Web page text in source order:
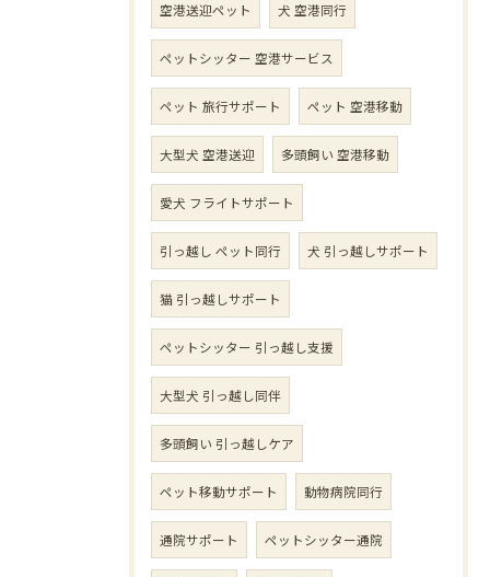
空港送迎ペット 犬 空港同行
ペットシッター 空港サービス
ペット 旅行サポート ペット 空港移動
大型犬 空港送迎 多頭飼い 空港移動
愛犬 フライトサポート
引っ越し ペット同行 犬 引っ越しサポート
猫 引っ越しサポート
ペットシッター 引っ越し支援
大型犬 引っ越し同伴
多頭飼い 引っ越しケア
ペット移動サポート 動物病院同行
通院サポート ペットシッター通院